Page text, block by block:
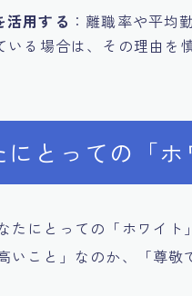
活用する ：離職率や平均
いる場合は、その理由を
とっての「
たにとっての「ホワイ
いこと」なのか、「尊敬